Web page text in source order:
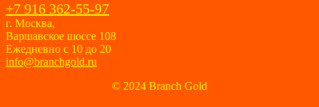
+7 916 362-55-97
г. Москва,
Варшавское шоссе 108
Ежедневно с 10 до 20
info@branchgold.ru
© 2024 Branch Gold